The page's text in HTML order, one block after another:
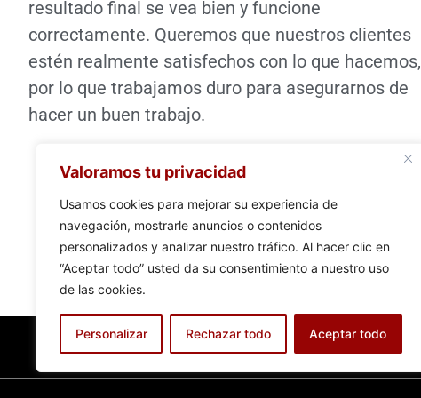
Valoramos tu privacidad
Usamos cookies para mejorar su experiencia de
navegación, mostrarle anuncios o contenidos
personalizados y analizar nuestro tráfico. Al hacer clic en
“Aceptar todo” usted da su consentimiento a nuestro uso
de las cookies.
Personalizar Rechazar todo Aceptar todo
resultado final se vea bien y funcione
correctamente. Queremos que nuestros clientes
estén realmente satisfechos con lo que hacemos,
por lo que trabajamos duro para asegurarnos de
hacer un buen trabajo.